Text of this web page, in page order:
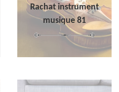
Rachat instrument
musique 81